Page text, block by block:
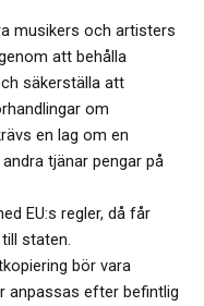
musikers och artisters
att behålla
säkerställa att
om
en lag om en
tjänar pengar på
EU:s regler, då får
staten.
bör vara
anpassas efter befintlig